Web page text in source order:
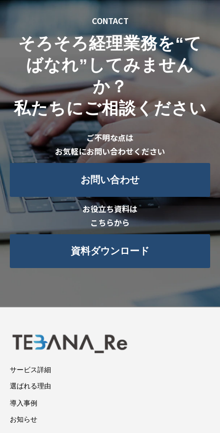
CONTACT
そろそろ経理業務を“て
ばなれ”してみません
か？
私たちにご相談ください
ご不明な点は
お気軽にお問い合わせください
お問い合わせ
お役立ち資料は
こちらから
資料ダウンロード
サービス詳細
選ばれる理由
導入事例
お知らせ